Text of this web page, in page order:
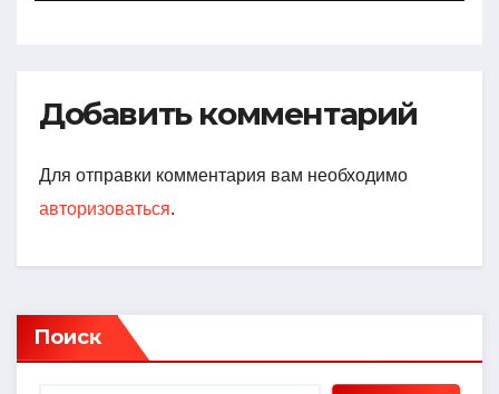
факты
Добавить комментарий
Для отправки комментария вам необходимо
авторизоваться.
Поиск